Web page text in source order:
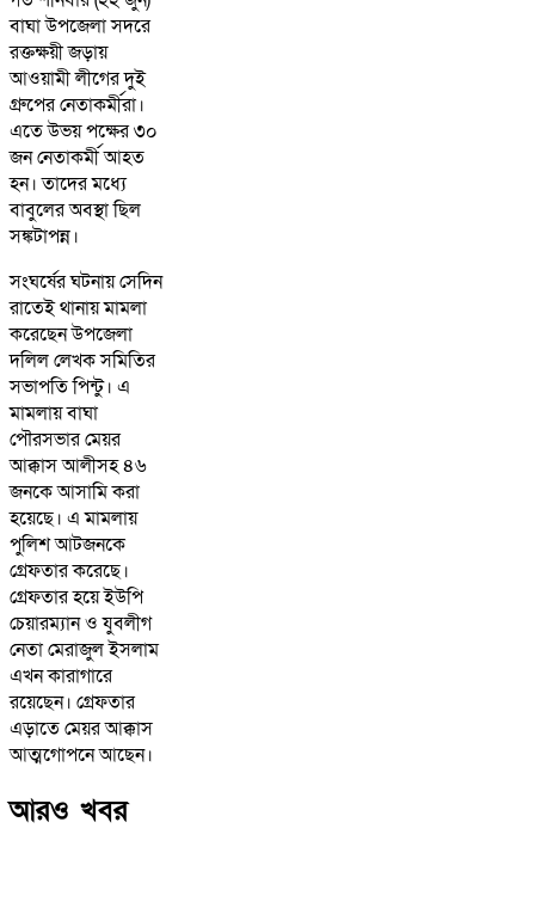
বাঘা উপজেলা সদরে
রক্তক্ষয়ী জড়ায়
আওয়ামী লীগের দুই
গ্রুপের নেতাকর্মীরা।
এতে উভয় পক্ষের ৩০
জন নেতাকর্মী আহত
হন। তাদের মধ্যে
বাবুলের অবস্থা ছিল
সঙ্কটাপন্ন।
সংঘর্ষের ঘটনায় সেদিন
রাতেই থানায় মামলা
করেছেন উপজেলা
দলিল লেখক সমিতির
সভাপতি পিন্টু। এ
মামলায় বাঘা
পৌরসভার মেয়র
আক্কাস আলীসহ ৪৬
জনকে আসামি করা
হয়েছে। এ মামলায়
পুলিশ আটজনকে
গ্রেফতার করেছে।
গ্রেফতার হয়ে ইউপি
চেয়ারম্যান ও যুবলীগ
নেতা মেরাজুল ইসলাম
এখন কারাগারে
রয়েছেন। গ্রেফতার
এড়াতে মেয়র আক্কাস
আত্মগোপনে আছেন।
আরও খবর